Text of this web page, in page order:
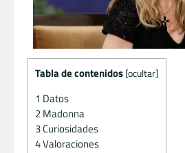
Tabla de contenidos [ocultar]
1 Datos
2Madonna
3Curiosidades
4Valoraciones